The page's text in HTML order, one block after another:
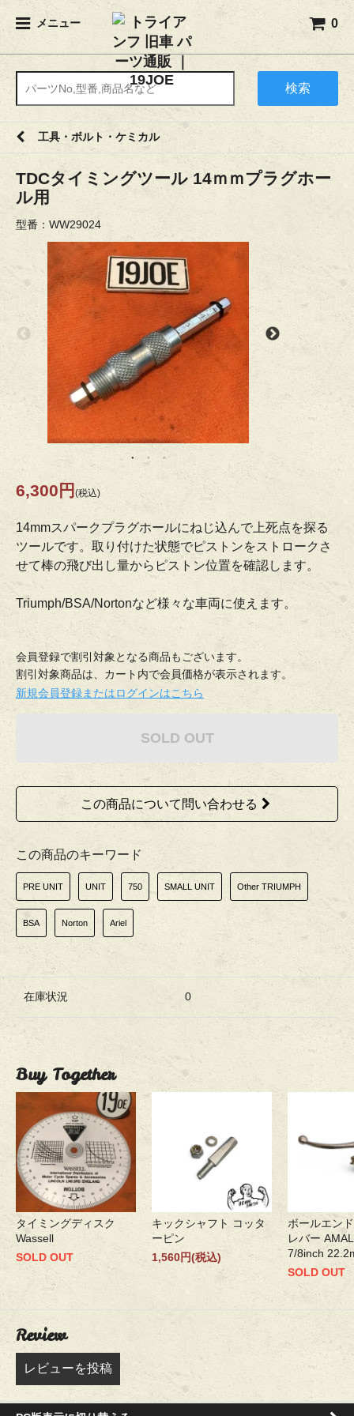
メニュー 0
検索
工具・ボルト・ケミカル
TDCタイミングツール 14ｍｍプラグホー
ル用
型番：WW29024
6,300円 (税込)
14mmスパークプラグホールにねじ込んで上死点を探る
ツールです。取り付けた状態でピストンをストロークさ
せて棒の飛び出し量からピストン位置を確認します。
Triumph/BSA/Nortonなど様々な車両に使えます。
会員登録で割引対象となる商品もございます。
割引対象商品は、カート内で会員価格が表示されます。
新規会員登録またはログインはこちら
SOLD OUT
この商品について問い合わせる
この商品のキーワード
PRE UNIT UNIT 750 SMALL UNIT Other TRIUMPH
BSA Norton Ariel
在庫状況 0
Buy Together
タイミングディスク
Wassell
SOLD OUT
キックシャフト コッタ
ーピン
1,560円(税込)
ボールエン
レバー
7/8inch
SOLD OUT
Review
レビューを投稿